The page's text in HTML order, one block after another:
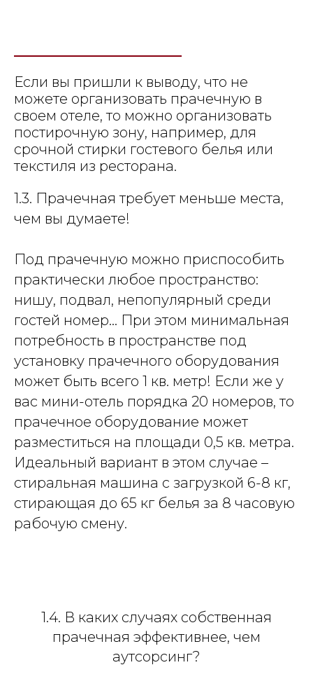
Если вы пришли к выводу, что не
можете организовать прачечную в
своем отеле, то можно организовать
постирочную зону, например, для
срочной стирки гостевого белья или
текстиля из ресторана.
1.3. Прачечная требует меньше места,
чем вы думаете!
Под прачечную можно приспособить
практически любое пространство:
нишу, подвал, непопулярный среди
гостей номер... При этом минимальная
потребность в пространстве под
установку прачечного оборудования
может быть всего 1 кв. метр! Если же у
вас мини-отель порядка 20 номеров, то
прачечное оборудование может
разместиться на площади 0,5 кв. метра.
Идеальный вариант в этом случае –
стиральная машина с загрузкой 6-8 кг,
стирающая до 65 кг белья за 8 часовую
рабочую смену.
1.4. В каких случаях собственная
прачечная эффективнее, чем
аутсорсинг?